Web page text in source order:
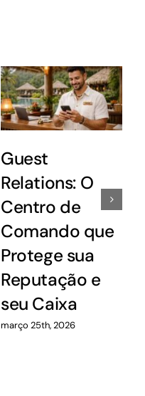
Guest
Relations: O
Centro de
Comando que
Protege sua
Reputação e
seu Caixa
março 25th, 2026